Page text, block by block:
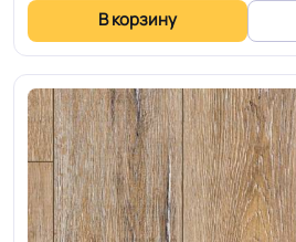
В корзину